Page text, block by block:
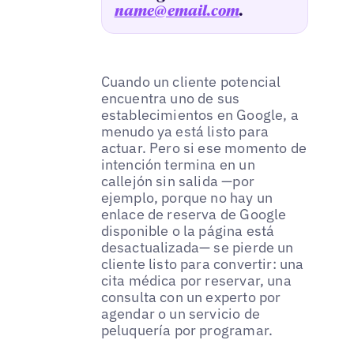
name@email.com.
Cuando un cliente potencial
encuentra uno de sus
establecimientos en Google, a
menudo ya está listo para
actuar. Pero si ese momento de
intención termina en un
callejón sin salida —por
ejemplo, porque no hay un
enlace de reserva de Google
disponible o la página está
desactualizada— se pierde un
cliente listo para convertir: una
cita médica por reservar, una
consulta con un experto por
agendar o un servicio de
peluquería por programar.